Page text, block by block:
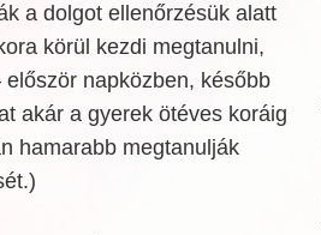
a dolgot ellenőrzésük alatt
körül kezdi megtanulni,
napközben, később
akár a gyerek ötéves koráig
hamarabb megtanulják